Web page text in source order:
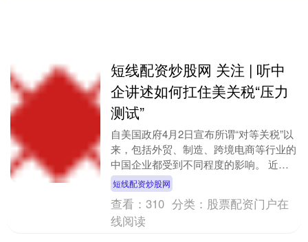
短线配资炒股网 关注 | 听中
企讲述如何扛住美关税“压力
测试”
自美国政府4月2日宣布所谓“对等关税”以
来，包括外贸、制造、跨境电商等行业的
中国企业都受到不同程度的影响。 近
日，多位相关企业负责人、关税法律行业
从业者表示，美....
短线配资炒股网
查看：310 分类： 股票配资门户在
线阅读